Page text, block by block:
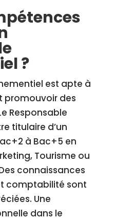
?
est apte à
promouvoir des
Responsable
titulaire d’un
à Bac+5 en
Tourisme ou
connaissances
comptabilité sont
Une
dans le